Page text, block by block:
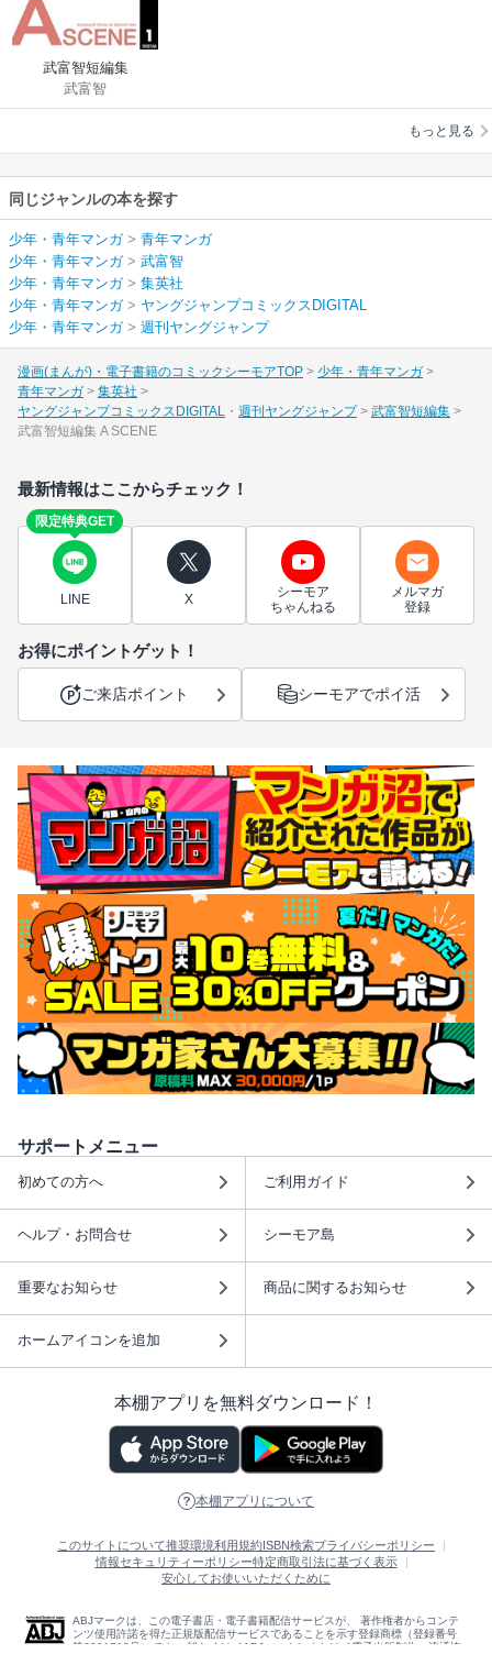
武富智短編集
武富智
もっと見る
同じジャンルの本を探す
少年・青年マンガ> 青年マンガ
少年・青年マンガ> 武富智
少年・青年マンガ> 集英社
少年・青年マンガ> ヤングジャンプコミックスDIGITAL
少年・青年マンガ> 週刊ヤングジャンプ
漫画(まんが)・電子書籍のコミックシーモアTOP
少年・青年マンガ
青年マンガ
集英社
ヤングジャンプコミックスDIGITAL
週刊ヤングジャンプ
武富智短編集
武富智短編集 A SCENE
最新情報はここからチェック！
限定特典GET
LINE X
シーモア
ちゃんねる
メルマガ
登録
お得にポイントゲット！
ご来店ポイント シーモアでポイ活
サポートメニュー
初めての方へ ご利用ガイド
ヘルプ・お問合せ シーモア島
重要なお知らせ 商品に関するお知らせ
ホームアイコンを追加
本棚アプリを無料ダウンロード！
本棚アプリについて
このサイトについて推奨環境利用規約ISBN検索プライバシーポリシー
情報セキュリティーポリシー特定商取引法に基づく表示
安心してお使いいただくために
ABJマークは、この電子書店・電子書籍配信サービスが、 著作権者からコンテ
ンツ使用許諾を得た正規版配信サービスであることを示す登録商標（登録番号
第6091713号）です。 詳しくは［ABJマーク］または［電子出版制作・流通協